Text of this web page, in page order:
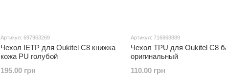
Артикул: 697963269
Чехол IETP для Oukitel C8 книжка
кожа PU голубой
195.00 грн
Артикул: 716868889
Чехол TPU для Oukitel C8
оригинальный
110.00 грн